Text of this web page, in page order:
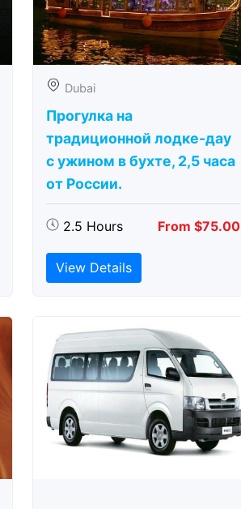
Dubai
Прогулка на
традиционной лодке-дау
с ужином в бухте, 2,5 часа
от России.
2.5 Hours From $75.00
View Details